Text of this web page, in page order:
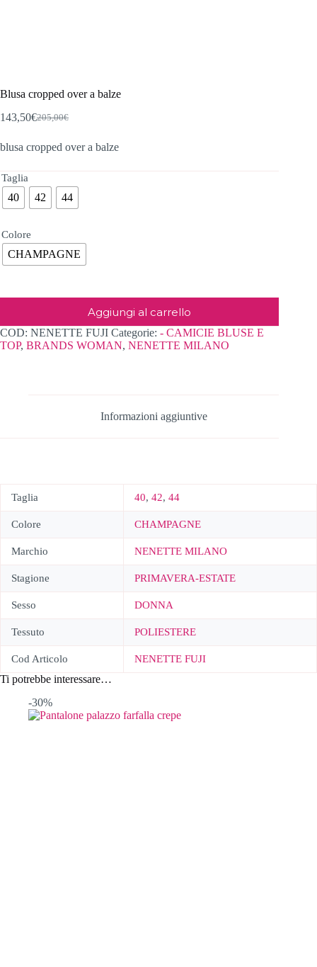
Blusa cropped over a balze
205,00€
Il
originale
143,50€Il
attuale
blusa cropped over a balze
Taglia
40 42 44
Colore
CHAMPAGNE
Aggiungi al carrello
COD: NENETTE FUJI Categorie: - CAMICIE BLUSE E
TOP, BRANDS WOMAN, NENETTE MILANO
Informazioni aggiuntive
Taglia 40, 42, 44
Colore CHAMPAGNE
Marchio NENETTE MILANO
Stagione PRIMAVERA-ESTATE
Sesso DONNA
Tessuto POLIESTERE
Cod Articolo NENETTE FUJI
Ti potrebbe interessare…
-30%